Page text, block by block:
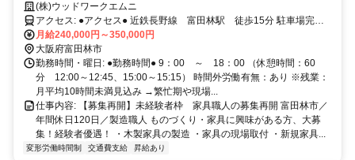
(株)ウッドワークエムニ
アクセス: ●アクセス● 近鉄長野線 富田林駅 徒歩15分 駐車場完備
⇒ 車、バイク、自転車通勤 可
月給240,000円～350,000円
大阪府富田林市
勤務時間・曜日: ●勤務時間● 9：00 ～ 18：00 （休憩時間：60
分 12:00～12:45、15:00～15:15） 時間外労働有無：あり ※残業：
月平均10時間未満見込み →繁忙期や現場...
仕事内容: 【募集再開】未経験者枠 家具職人の募集再開 富田林市／
年間休日120日／製造職人 ものづくり・家具に興味がある方、大募
集！経験者優遇！ ・木製家具の製造 ・家具の現場取付 ・新規家具...
変形労働時間制 交通費支給 昇給あり